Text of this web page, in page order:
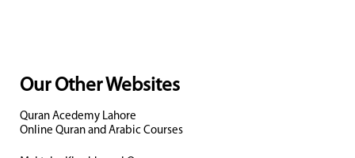
Our Other Websites
Quran Acedemy Lahore
Online Quran and Arabic Courses